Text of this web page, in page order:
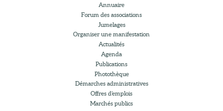
Annuaire
Forum des associations
Jumelages
Organiser une manifestation
Actualités
Agenda
Publications
Photothèque
Démarches administratives
Offres d’emplois
Marchés publics